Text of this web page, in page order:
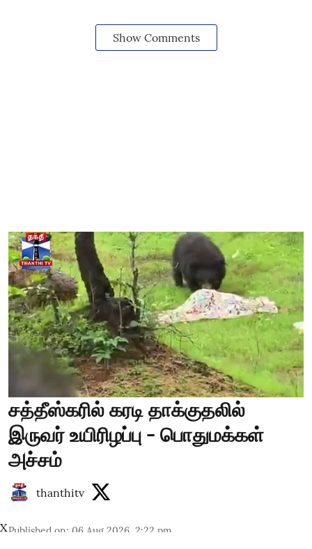
Show Comments
சத்தீஸ்கரில் கரடி தாக்குதலில்
இருவர் உயிரிழப்பு - பொதுமக்கள்
அச்சம்
thanthitv
Published on: 06 Aug 2026, 2:22 pm
X